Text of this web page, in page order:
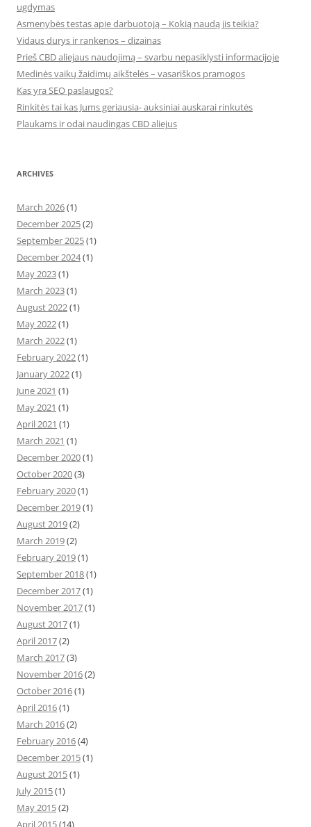
ugdymas
Asmenybės testas apie darbuotoją – Kokią naudą jis teikia?
Vidaus durys ir rankenos – dizainas
Prieš CBD aliejaus naudojimą – svarbu nepasiklysti informacijoje
Medinės vaikų žaidimų aikštelės – vasariškos pramogos
Kas yra SEO paslaugos?
Rinkitės tai kas Jums geriausia- auksiniai auskarai rinkutės
Plaukams ir odai naudingas CBD aliejus
ARCHIVES
March 2026(1)
December 2025(2)
September 2025(1)
December 2024(1)
May 2023(1)
March 2023(1)
August 2022(1)
May 2022(1)
March 2022(1)
February 2022(1)
January 2022(1)
June 2021 (1)
May 2021 (1)
April 2021 (1)
March 2021 (1)
December 2020(1)
October 2020(3)
February 2020(1)
December 2019(1)
August 2019(2)
March 2019(2)
February 2019(1)
September 2018(1)
December 2017(1)
November 2017(1)
August 2017(1)
April 2017(2)
March 2017(3)
November 2016(2)
October 2016(1)
April 2016(1)
March 2016(2)
February 2016(4)
December 2015(1)
August 2015(1)
July 2015(1)
May 2015(2)
April 2015(14)